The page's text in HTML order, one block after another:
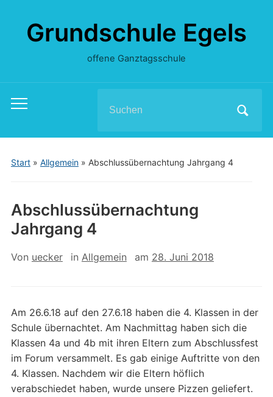
Grundschule Egels
offene Ganztagsschule
Toggle
menu
for:
Start» Allgemein» Abschlussübernachtung Jahrgang 4
Abschlussübernachtung
Jahrgang 4
Von uecker in Allgemein am 28. Juni 2018
Am 26.6.18 auf den 27.6.18 haben die 4. Klassen in der
Schule übernachtet. Am Nachmittag haben sich die
Klassen 4a und 4b mit ihren Eltern zum Abschlussfest
im Forum versammelt. Es gab einige Auftritte von den
4. Klassen. Nachdem wir die Eltern höflich
verabschiedet haben, wurde unsere Pizzen geliefert.